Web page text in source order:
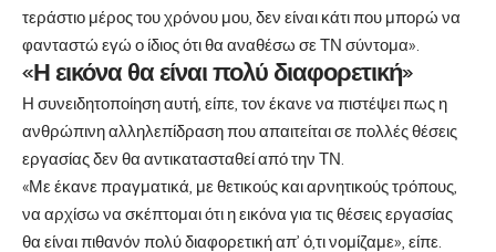
τεράστιο μέρος του χρόνου μου, δεν είναι κάτι που μπορώ να
φανταστώ εγώ ο ίδιος ότι θα αναθέσω σε ΤΝ σύντομα».
«Η εικόνα θα είναι πολύ διαφορετική»
Η συνειδητοποίηση αυτή, είπε, τον έκανε να πιστέψει πως η
ανθρώπινη αλληλεπίδραση που απαιτείται σε πολλές θέσεις
εργασίας δεν θα αντικατασταθεί από την ΤΝ.
«Με έκανε πραγματικά, με θετικούς και αρνητικούς τρόπους,
να αρχίσω να σκέπτομαι ότι η εικόνα για τις θέσεις εργασίας
θα είναι πιθανόν πολύ διαφορετική απ’ ό,τι νομίζαμε», είπε.